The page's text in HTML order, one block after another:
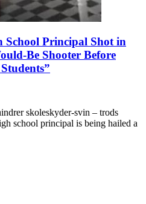
School Principal Shot in
Be Shooter Before
skoleskyder-svin – trods
school principal is being hailed a